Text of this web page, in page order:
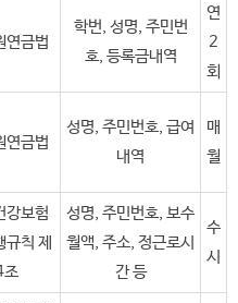
연금법
학번, 성명, 주민번
호, 등록금내역
연
2
회
연금법
성명, 주민번호, 급여
내역
매
월
강보험
규칙 제
조
성명, 주민번호, 보수
월액, 주소, 정근로시
간 등
수
시